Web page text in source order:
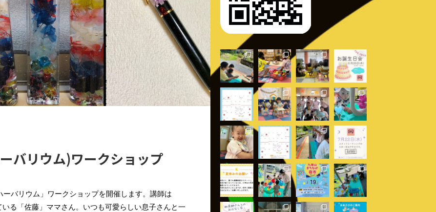
バリウム)ワークショップ
バリウム」ワークショップを開催します。講師は
る「佐藤」ママさん。いつも可愛らしい息子さんと一